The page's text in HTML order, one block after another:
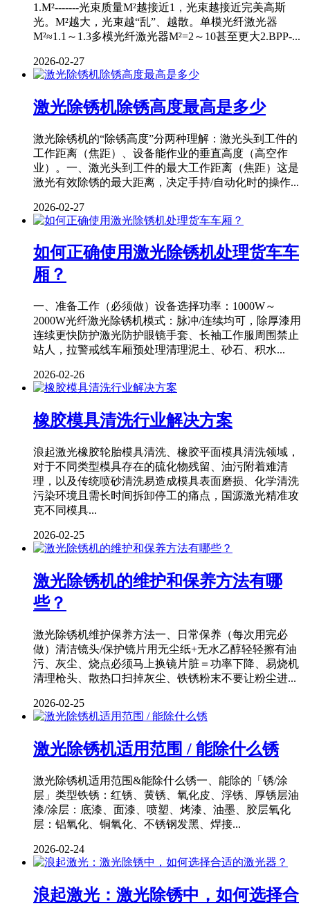
1.M²-------光束质量M²越接近1，光束越接近完美高斯
光。M²越大，光束越“乱”、越散。单模光纤激光器
M²≈1.1～1.3多模光纤激光器M²=2～10甚至更大2.BPP-...
2026-02-27
激光除锈机除锈高度最高是多少
激光除锈机的“除锈高度”分两种理解：激光头到工件的
工作距离（焦距）、设备能作业的垂直高度（高空作
业）。一、激光头到工件的最大工作距离（焦距）这是
激光有效除锈的最大距离，决定手持/自动化时的操作...
2026-02-27
如何正确使用激光除锈机处理货车车
厢？
一、准备工作（必须做）设备选择功率：1000W～
2000W光纤激光除锈机模式：脉冲/连续均可，除厚漆用
连续更快防护激光防护眼镜手套、长袖工作服周围禁止
站人，拉警戒线车厢预处理清理泥土、砂石、积水...
2026-02-26
橡胶模具清洗行业解决方案
浪起激光橡胶轮胎模具清洗、橡胶平面模具清洗领域，
对于不同类型模具存在的硫化物残留、油污附着难清
理，以及传统喷砂清洗易造成模具表面磨损、化学清洗
污染环境且需长时间拆卸停工的痛点，国源激光精准攻
克不同模具...
2026-02-25
激光除锈机的维护和保养方法有哪
些？
激光除锈机维护保养方法一、日常保养（每次用完必
做）清洁镜头/保护镜片用无尘纸+无水乙醇轻轻擦有油
污、灰尘、烧点必须马上换镜片脏＝功率下降、易烧机
清理枪头、散热口扫掉灰尘、铁锈粉末不要让粉尘进...
2026-02-25
激光除锈机适用范围 / 能除什么锈
激光除锈机适用范围&能除什么锈一、能除的「锈/涂
层」类型铁锈：红锈、黄锈、氧化皮、浮锈、厚锈层油
漆/涂层：底漆、面漆、喷塑、烤漆、油墨、胶层氧化
层：铝氧化、铜氧化、不锈钢发黑、焊接...
2026-02-24
浪起激光：激光除锈中，如何选择合